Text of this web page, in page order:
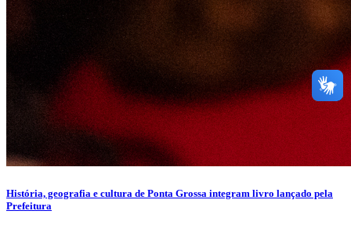
História, geografia e cultura de Ponta Grossa integram livro lançado pela
Prefeitura